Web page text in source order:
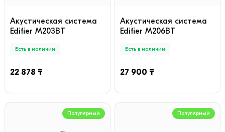
Акустическая система
Edifier M203BT
Есть в наличии
22 878 ₸
Акустическая система
Edifier M206BT
Есть в наличии
27 900 ₸
Популярный Популярный